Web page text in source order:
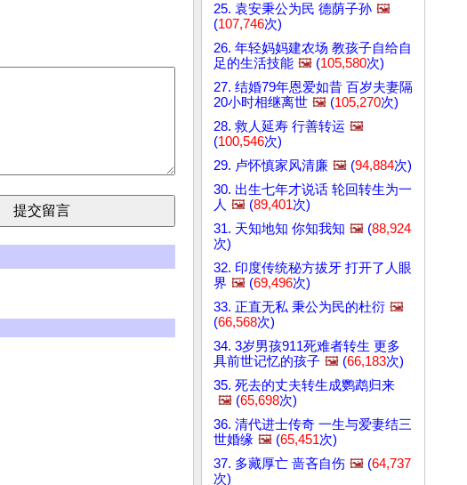
25. 袁安秉公为民 德荫子孙 🖼️
(107,746次)
26. 年轻妈妈建农场 教孩子自给自
足的生活技能 🖼️ (105,580次)
27. 结婚79年恩爱如昔 百岁夫妻隔
20小时相继离世 🖼️ (105,270次)
28. 救人延寿 行善转运 🖼️
(100,546次)
29. 卢怀慎家风清廉 🖼️ (94,884次)
30. 出生七年才说话 轮回转生为一
人 🖼️ (89,401次)
31. 天知地知 你知我知 🖼️ (88,924
次)
32. 印度传统秘方拔牙 打开了人眼
界 🖼️ (69,496次)
33. 正直无私 秉公为民的杜衍 🖼️
(66,568次)
34. 3岁男孩911死难者转生 更多
具前世记忆的孩子 🖼️ (66,183次)
35. 死去的丈夫转生成鹦鹉归来
🖼️ (65,698次)
36. 清代进士传奇 一生与爱妻结三
世婚缘 🖼️ (65,451次)
37. 多藏厚亡 啬吝自伤 🖼️ (64,737
次)